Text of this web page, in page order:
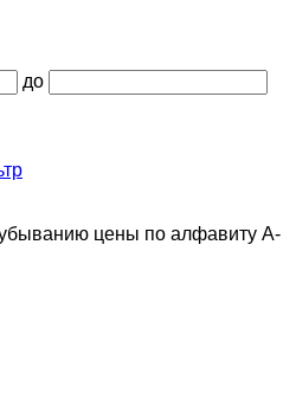
до
цены по алфавиту А-